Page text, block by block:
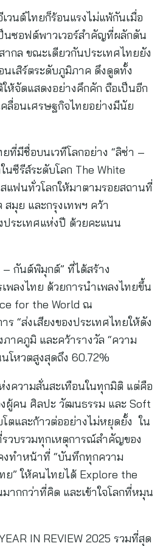
วนต์ไทยก็ร้อนแรงไม่แพ้กันเมื่อ
นซอฟต์พาวเวอร์สำคัญที่ผลักดัน
ากล ขณะเดียวกันประเทศไทยยัง
เสิร์ตระดับภูมิภาค ดึงดูดทั้ง
ห้จัดแสดงอย่างคึกคัก ถือเป็นอีก
ลื่อนเศรษฐกิจไทยอย่างมีนัย
ที่มีชื่อบนเวทีโลกอย่าง “ลิซ่า –
ซีรีส์ระดับโลก The White
แฟนทั่วโลกให้มาตามรอยสถานที่
มุย และกรุงเทพฯ คว้า
ประเทศแห่งปี ด้วยคะแนน
– กันต์พิมุกต์” ที่ได้สร้าง
พลงไทย ด้วยการนำเพลงไทยขึ้น
for the World ณ
“ส่งเสียงของประเทศไทยให้ดัง
ภาคภูมิ และคว้ารางวัล “ความ
โหวตสูงสุดถึง 60.72%
งความสั่นสะเทือนในทุกมิติ แต่คือ
ผู้คน ศิลปะ วัฒนธรรม และ Soft
ตและก้าวต่ออย่างไม่หยุดยั้ง ใน
วบรวมทุกเหตุการณ์สำคัญของ
งทำหน้าที่ “บันทึกทุกความ
ย” ให้คนไทยได้ Explore the
ากกว่าที่คิด และเข้าใจโลกที่หมุน
IN REVIEW 2025 รวมที่สุด